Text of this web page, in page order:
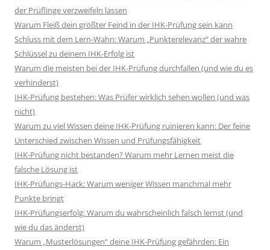
der Prüflinge verzweifeln lassen
Warum Fleiß dein größter Feind in der IHK-Prüfung sein kann
Schluss mit dem Lern-Wahn: Warum „Punkterelevanz“ der wahre
Schlüssel zu deinem IHK-Erfolg ist
Warum die meisten bei der IHK-Prüfung durchfallen (und wie du es
verhinderst)
IHK-Prüfung bestehen: Was Prüfer wirklich sehen wollen (und was
nicht)
Warum zu viel Wissen deine IHK-Prüfung ruinieren kann: Der feine
Unterschied zwischen Wissen und Prüfungsfähigkeit
IHK-Prüfung nicht bestanden? Warum mehr Lernen meist die
falsche Lösung ist
IHK-Prüfungs-Hack: Warum weniger Wissen manchmal mehr
Punkte bringt
IHK-Prüfungserfolg: Warum du wahrscheinlich falsch lernst (und
wie du das änderst)
Warum „Musterlösungen“ deine IHK-Prüfung gefährden: Ein